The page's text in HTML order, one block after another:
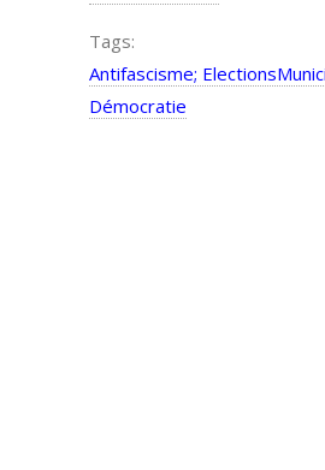
Tags:
Antifascisme;
Démocratie